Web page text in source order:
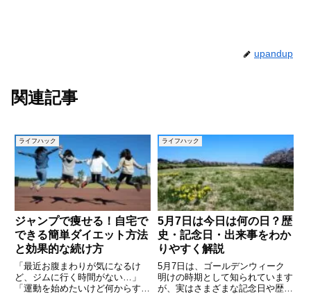
upandup
関連記事
ライフハック
ジャンプで痩せる！自宅で
できる簡単ダイエット方法
と効果的な続け方
「最近お腹まわりが気になるけ
ど、ジムに行く時間がない…」
「運動を始めたいけど何からすれ
ライフハック
5月7日は今日は何の日？歴
史・記念日・出来事をわか
りやすく解説
5月7日は、ゴールデンウィーク
明けの時期として知られています
が、実はさまざまな記念日や歴史